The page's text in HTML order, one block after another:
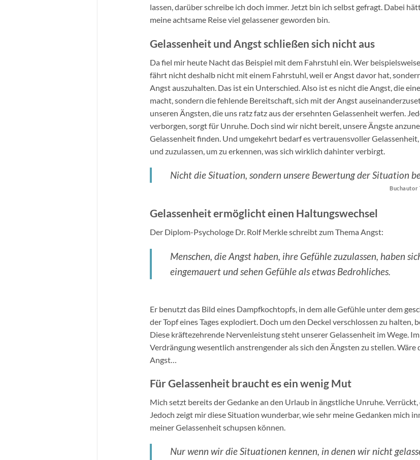
lassen, darüber schreibe ich doch immer. Jetzt bin ich selbst gefragt. Dabei
meine achtsame Reise viel gelassener geworden bin.
Gelassenheit und Angst schließen sich nicht aus
Da fiel mir heute Nacht das Beispiel mit dem Fahrstuhl ein. Wer
fährt nicht deshalb nicht mit einem Fahrstuhl, weil er Angst davor hat,
Angst auszuhalten. Das ist ein Unterschied. Also ist es nicht die Angst, die
macht, sondern die fehlende Bereitschaft, sich mit der Angst
unseren Ängsten, die uns ratz fatz aus der ersehnten Gelassenheit werfen.
verborgen, sorgt für Unruhe. Doch sind wir nicht bereit, unsere Ängste
Gelassenheit finden. Und umgekehrt bedarf es vertrauensvoller
und zuzulassen, um zu erkennen, was sich wirklich dahinter verbirgt.
Nicht die Situation, sondern unsere Bewertung der Situation
Buchautor
Gelassenheit ermöglicht einen Haltungswechsel
Der Diplom-Psychologe Dr. Rolf Merkle schreibt zum Thema Angst:
Menschen, die Angst haben, ihre Gefühle zuzulassen, haben
eingemauert und sehen Gefühle als etwas Bedrohliches.
Er benutzt das Bild eines Dampfkochtopfs, in dem alle Gefühle unter dem
der Topf eines Tages explodiert. Doch um den Deckel verschlossen zu halten,
Diese kräftezehrende Nervenleistung steht unserer Gelassenheit im Wege.
Verdrängung wesentlich anstrengender als sich den Ängsten zu stellen. Wäre
Angst…
Für Gelassenheit braucht es ein wenig Mut
Mich setzt bereits der Gedanke an den Urlaub in ängstliche Unruhe.
Jedoch zeigt mir diese Situation wunderbar, wie sehr meine Gedanken mich
meiner Gelassenheit schupsen können.
Nur wenn wir die Situationen kennen, in denen wir nicht